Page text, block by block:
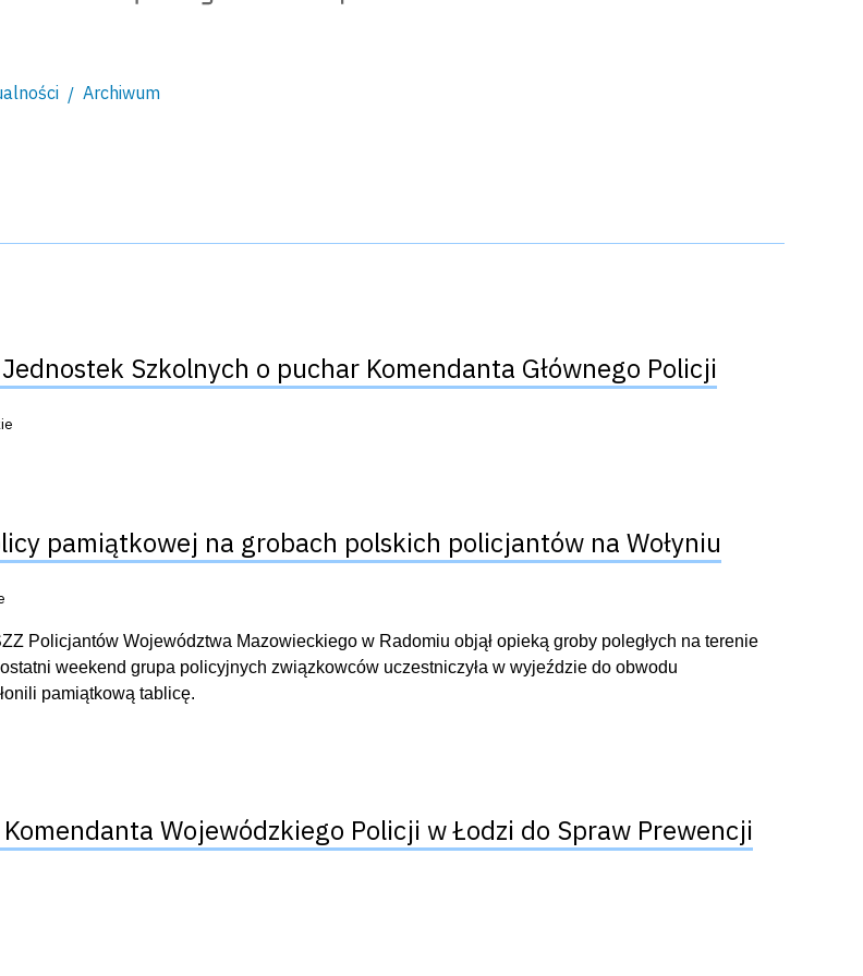
Archiwum
Szkolnych o puchar Komendanta Głównego Policji
pamiątkowej na grobach polskich policjantów na Wołyniu
Policjantów Województwa Mazowieckiego w Radomiu objął opieką groby poległych na terenie
weekend grupa policyjnych związkowców uczestniczyła w wyjeździe do obwodu
pamiątkową tablicę.
Wojewódzkiego Policji w Łodzi do Spraw Prewencji